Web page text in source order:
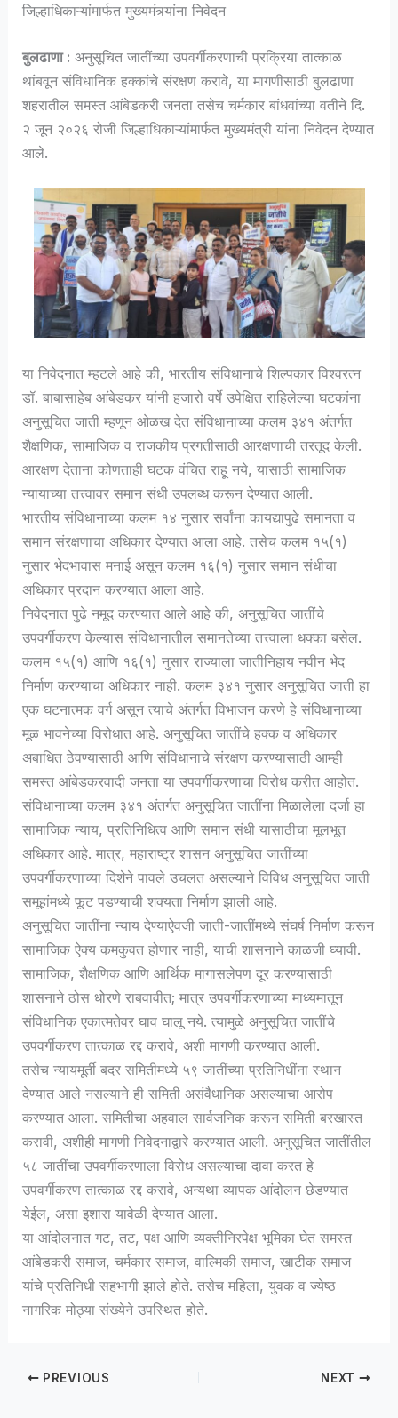
जिल्हाधिकाऱ्यांमार्फत मुख्यमंत्र्यांना निवेदन
बुलढाणा : अनुसूचित जातींच्या उपवर्गीकरणाची प्रक्रिया तात्काळ
थांबवून संविधानिक हक्कांचे संरक्षण करावे, या मागणीसाठी बुलढाणा
शहरातील समस्त आंबेडकरी जनता तसेच चर्मकार बांधवांच्या वतीने दि.
२ जून २०२६ रोजी जिल्हाधिकाऱ्यांमार्फत मुख्यमंत्री यांना निवेदन देण्यात
आले.
या निवेदनात म्हटले आहे की, भारतीय संविधानाचे शिल्पकार विश्वरत्न
डॉ. बाबासाहेब आंबेडकर यांनी हजारो वर्षे उपेक्षित राहिलेल्या घटकांना
अनुसूचित जाती म्हणून ओळख देत संविधानाच्या कलम ३४१ अंतर्गत
शैक्षणिक, सामाजिक व राजकीय प्रगतीसाठी आरक्षणाची तरतूद केली.
आरक्षण देताना कोणताही घटक वंचित राहू नये, यासाठी सामाजिक
न्यायाच्या तत्त्वावर समान संधी उपलब्ध करून देण्यात आली.
भारतीय संविधानाच्या कलम १४ नुसार सर्वांना कायद्यापुढे समानता व
समान संरक्षणाचा अधिकार देण्यात आला आहे. तसेच कलम १५(१)
नुसार भेदभावास मनाई असून कलम १६(१) नुसार समान संधीचा
अधिकार प्रदान करण्यात आला आहे.
निवेदनात पुढे नमूद करण्यात आले आहे की, अनुसूचित जातींचे
उपवर्गीकरण केल्यास संविधानातील समानतेच्या तत्त्वाला धक्का बसेल.
कलम १५(१) आणि १६(१) नुसार राज्याला जातीनिहाय नवीन भेद
निर्माण करण्याचा अधिकार नाही. कलम ३४१ नुसार अनुसूचित जाती हा
एक घटनात्मक वर्ग असून त्याचे अंतर्गत विभाजन करणे हे संविधानाच्या
मूळ भावनेच्या विरोधात आहे. अनुसूचित जातींचे हक्क व अधिकार
अबाधित ठेवण्यासाठी आणि संविधानाचे संरक्षण करण्यासाठी आम्ही
समस्त आंबेडकरवादी जनता या उपवर्गीकरणाचा विरोध करीत आहोत.
संविधानाच्या कलम ३४१ अंतर्गत अनुसूचित जातींना मिळालेला दर्जा हा
सामाजिक न्याय, प्रतिनिधित्व आणि समान संधी यासाठीचा मूलभूत
अधिकार आहे. मात्र, महाराष्ट्र शासन अनुसूचित जातींच्या
उपवर्गीकरणाच्या दिशेने पावले उचलत असल्याने विविध अनुसूचित जाती
समूहांमध्ये फूट पडण्याची शक्यता निर्माण झाली आहे.
अनुसूचित जातींना न्याय देण्याऐवजी जाती-जातींमध्ये संघर्ष निर्माण करून
सामाजिक ऐक्य कमकुवत होणार नाही, याची शासनाने काळजी घ्यावी.
सामाजिक, शैक्षणिक आणि आर्थिक मागासलेपण दूर करण्यासाठी
शासनाने ठोस धोरणे राबवावीत; मात्र उपवर्गीकरणाच्या माध्यमातून
संविधानिक एकात्मतेवर घाव घालू नये. त्यामुळे अनुसूचित जातींचे
उपवर्गीकरण तात्काळ रद्द करावे, अशी मागणी करण्यात आली.
तसेच न्यायमूर्ती बदर समितीमध्ये ५९ जातींच्या प्रतिनिधींना स्थान
देण्यात आले नसल्याने ही समिती असंवैधानिक असल्याचा आरोप
करण्यात आला. समितीचा अहवाल सार्वजनिक करून समिती बरखास्त
करावी, अशीही मागणी निवेदनाद्वारे करण्यात आली. अनुसूचित जातींतील
५८ जातींचा उपवर्गीकरणाला विरोध असल्याचा दावा करत हे
उपवर्गीकरण तात्काळ रद्द करावे, अन्यथा व्यापक आंदोलन छेडण्यात
येईल, असा इशारा यावेळी देण्यात आला.
या आंदोलनात गट, तट, पक्ष आणि व्यक्तीनिरपेक्ष भूमिका घेत समस्त
आंबेडकरी समाज, चर्मकार समाज, वाल्मिकी समाज, खाटीक समाज
यांचे प्रतिनिधी सहभागी झाले होते. तसेच महिला, युवक व ज्येष्ठ
नागरिक मोठ्या संख्येने उपस्थित होते.
PREVIOUS NEXT